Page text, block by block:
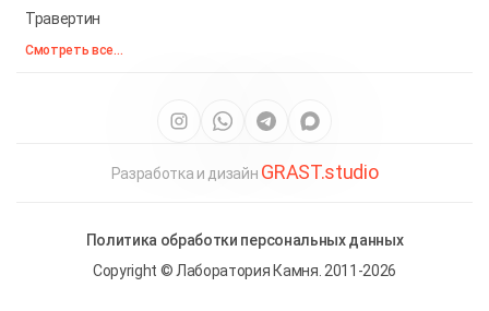
Разработка и дизайн GRAST.studio
Политика обработки персональных данных
Copyright © Лаборатория Камня. 2011-2026
Травертин
Смотреть все...